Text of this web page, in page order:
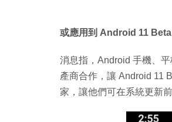
或應用到 Android 11
消息指，Android 手機、
產商合作，讓 Android 11
家，讓他們可在系統更新